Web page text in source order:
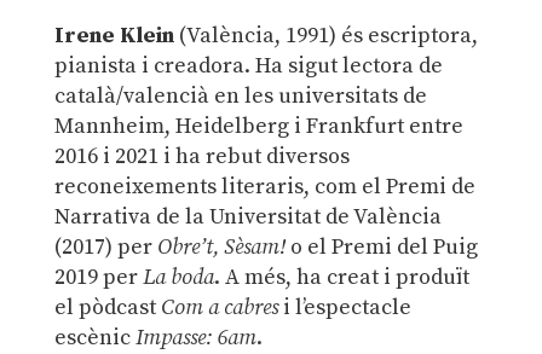
Irene Klein(València, 1991) és escriptora,
pianista i creadora. Ha sigut lectora de
català/valencià en les universitats de
Mannheim, Heidelberg i Frankfurt entre
2016 i 2021 i ha rebut diversos
reconeixements literaris, com el Premi de
Narrativa de la Universitat de València
(2017) per Obre’t, Sèsam!o el Premi del Puig
2019 perLa boda. A més, ha creat i produït
el pòdcast Com a cabresi l’espectacle
escènicImpasse: 6am.